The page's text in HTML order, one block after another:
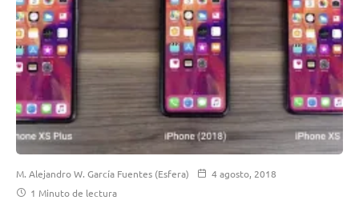
M. Alejandro W. García Fuentes (Esfera)
4 agosto, 2018
1 Minuto de lectura